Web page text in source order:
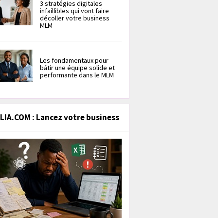
3 stratégies digitales
infaillibles qui vont faire
décoller votre business
MLM
Les fondamentaux pour
bâtir une équipe solide et
performante dans le MLM
: Lancez votre business